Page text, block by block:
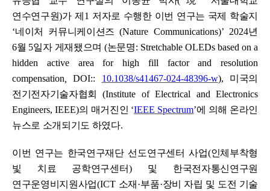
연수연구원)가 제 1 저자로 수행한 이번 연구는 국제 학술지
‘네이처 커뮤니케이션즈(Nature Communications)’ 2024년
6월 5일자 게재됐으며 (논문명: Stretchable OLEDs based on a
hidden active area for high fill factor and resolution
compensation ,DOI:: 10.1038/s41467-024-48396-w), 미국의
전기전자기술자협회
(Institute of Electrical and Electronics
Engineers, IEEE)의 매거진인 ‘IEEE Spectrum’에 의해 온라인
뉴스로 소개되기도 하였다.
이번 연구는 한국연구재단 선도연구센터 사업(인체부착형
빛 치료 공학연구센터) 및 한국전자통신연구원
연구운영비지원사업(ICT 소재 ·부품·장비 자립 및 도전 기술